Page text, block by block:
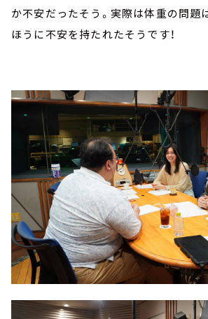
か不安だったそう。実際は体重の問題
ほうに不安を持たれたそうです！